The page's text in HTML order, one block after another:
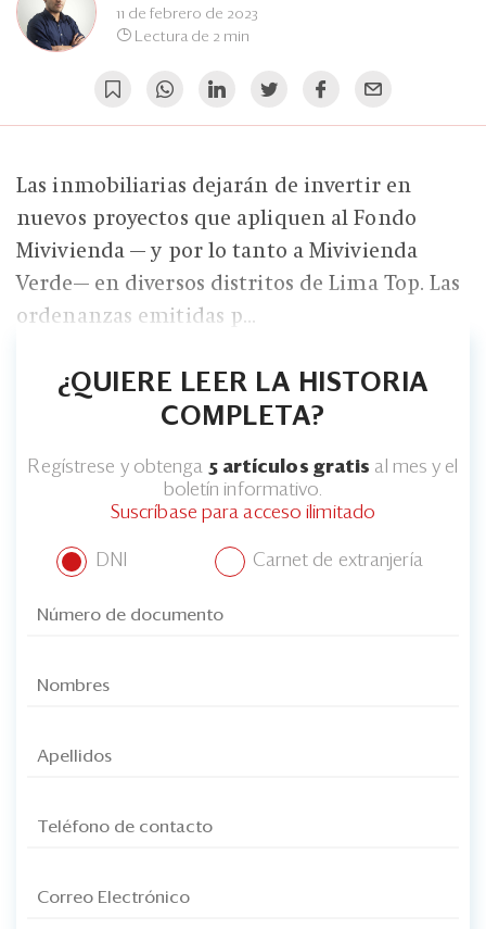
Edición Impresa
11 de febrero de 2023
Lectura de 2 min
Las inmobiliarias dejarán de invertir en
nuevos proyectos que apliquen al Fondo
Mivivienda — y por lo tanto a Mivivienda
Verde— en diversos distritos de Lima Top. Las
ordenanzas emitidas p...
¿QUIERE LEER LA HISTORIA
COMPLETA?
Regístrese y obtenga 5 artículos gratis al mes y el
boletín informativo.
Suscríbase para acceso ilimitado
DNI Carnet de extranjería